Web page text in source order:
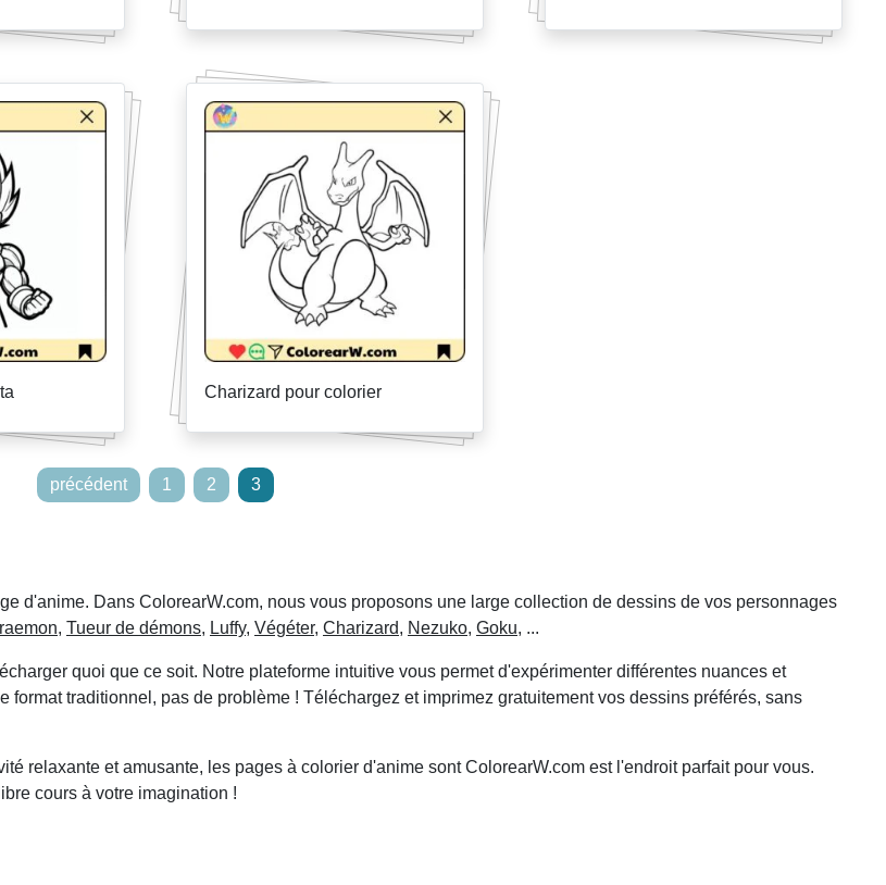
Charizard pour colorier
précédent 1 2 3
d'anime. Dans ColorearW.com, nous vous proposons une large collection de dessins de vos personnages
, Tueur de démons, Luffy, Végéter, Charizard, Nezuko, Goku, ...
quoi que ce soit. Notre plateforme intuitive vous permet d'expérimenter différentes nuances et
traditionnel, pas de problème ! Téléchargez et imprimez gratuitement vos dessins préférés, sans
relaxante et amusante, les pages à colorier d'anime sont ColorearW.com est l'endroit parfait pour vous.
cours à votre imagination !